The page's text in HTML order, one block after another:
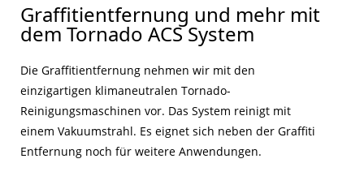
Treppenhausreinigung
Graffitientfernung
Winterdienst
Reparaturen & Endrenovierungen
Termine mit Handwerker
Graffitientfernung und mehr mit
dem Tornado ACS System
Die Graffitientfernung nehmen wir mit den
einzigartigen klimaneutralen Tornado-
Reinigungsmaschinen vor. Das System reinigt mit
einem Vakuumstrahl. Es eignet sich neben der Graffiti
Entfernung noch für weitere Anwendungen.